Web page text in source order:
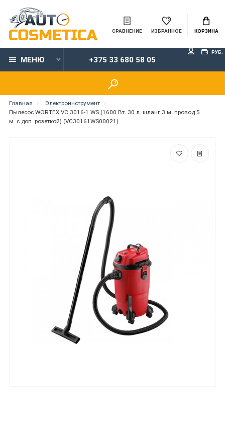
СРАВНЕНИЕ ИЗБРАННОЕ КОРЗИНА
МЕНЮ +375 33 680 58 05
РУБ.
Главная
Электроинструмент
Пылесос WORTEX VC 3016-1 WS (1600 Вт. 30 л. шланг 3 м. провод 5
м. с доп. розеткой) (VC30161WS00021)